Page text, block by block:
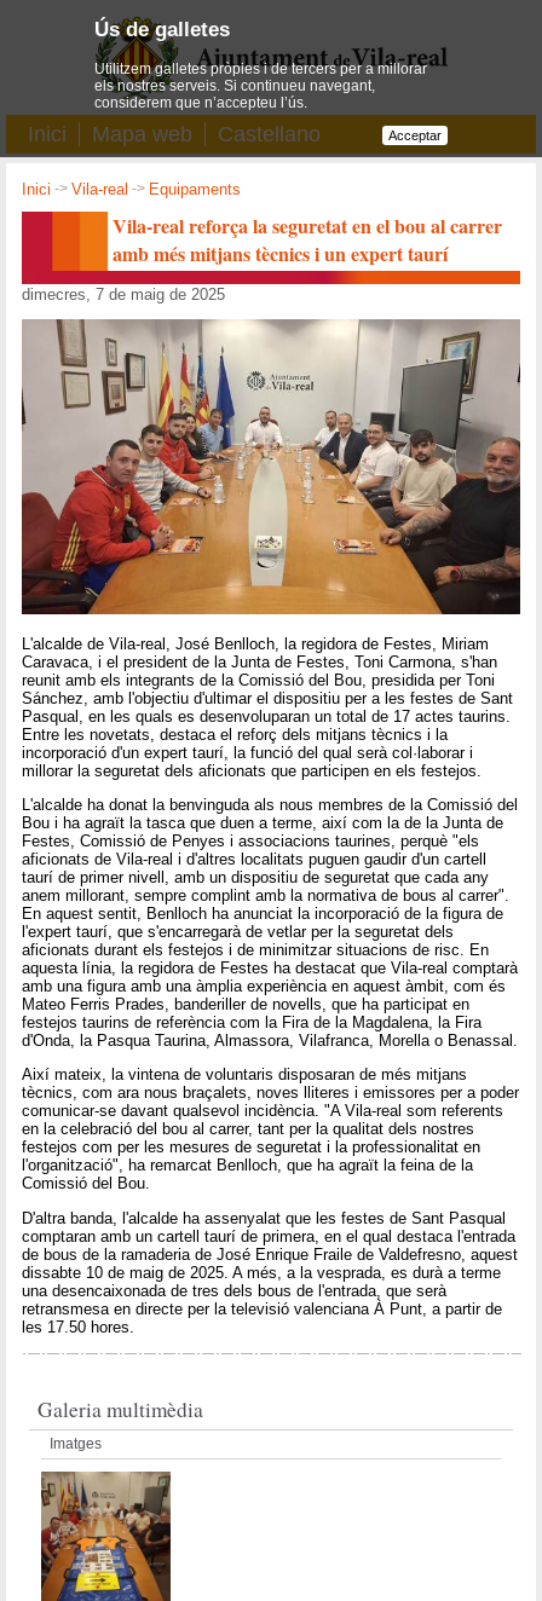
Inici Mapa web Castellano
Inici ->Vila-real -> Equipaments
Vila-real reforça la seguretat en el bou al carrer
amb més mitjans tècnics i un expert taurí
dimecres, 7 de maig de 2025
L'alcalde de Vila-real, José Benlloch, la regidora de Festes, Miriam
Caravaca, i el president de la Junta de Festes, Toni Carmona, s'han
reunit amb els integrants de la Comissió del Bou, presidida per Toni
Sánchez, amb l'objectiu d'ultimar el dispositiu per a les festes de Sant
Pasqual, en les quals es desenvoluparan un total de 17 actes taurins.
Entre les novetats, destaca el reforç dels mitjans tècnics i la
incorporació d'un expert taurí, la funció del qual serà col·laborar i
millorar la seguretat dels aficionats que participen en els festejos.
L'alcalde ha donat la benvinguda als nous membres de la Comissió del
Bou i ha agraït la tasca que duen a terme, així com la de la Junta de
Festes, Comissió de Penyes i associacions taurines, perquè "els
aficionats de Vila-real i d'altres localitats puguen gaudir d'un cartell
taurí de primer nivell, amb un dispositiu de seguretat que cada any
anem millorant, sempre complint amb la normativa de bous al carrer".
En aquest sentit, Benlloch ha anunciat la incorporació de la figura de
l'expert taurí, que s'encarregarà de vetlar per la seguretat dels
aficionats durant els festejos i de minimitzar situacions de risc. En
aquesta línia, la regidora de Festes ha destacat que Vila-real comptarà
amb una figura amb una àmplia experiència en aquest àmbit, com és
Mateo Ferris Prades, banderiller de novells, que ha participat en
festejos taurins de referència com la Fira de la Magdalena, la Fira
d'Onda, la Pasqua Taurina, Almassora, Vilafranca, Morella o Benassal.
Així mateix, la vintena de voluntaris disposaran de més mitjans
tècnics, com ara nous braçalets, noves lliteres i emissores per a poder
comunicar-se davant qualsevol incidència. "A Vila-real som referents
en la celebració del bou al carrer, tant per la qualitat dels nostres
festejos com per les mesures de seguretat i la professionalitat en
l'organització", ha remarcat Benlloch, que ha agraït la feina de la
Comissió del Bou.
D'altra banda, l'alcalde ha assenyalat que les festes de Sant Pasqual
comptaran amb un cartell taurí de primera, en el qual destaca l'entrada
de bous de la ramaderia de José Enrique Fraile de Valdefresno, aquest
dissabte 10 de maig de 2025. A més, a la vesprada, es durà a terme
una desencaixonada de tres dels bous de l'entrada, que serà
retransmesa en directe per la televisió valenciana À Punt, a partir de
les 17.50 hores.
Galeria multimèdia
Imatges
Ús de galletes
Utilitzem galletes pròpies i de tercers per a millorar
els nostres serveis. Si continueu navegant,
considerem que n’accepteu l’ús.
Acceptar